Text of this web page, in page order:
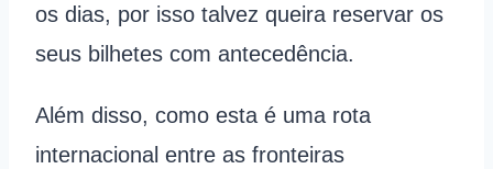
os dias, por isso talvez queira reservar os
seus bilhetes com antecedência.
Além disso, como esta é uma rota
internacional entre as fronteiras